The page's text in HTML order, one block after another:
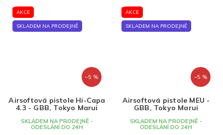
AKCE
SKLADEM NA PRODEJNĚ
–5 %
Airsoftová pistole Hi-Capa
4.3 - GBB, Tokyo Marui
SKLADEM NA PRODEJNĚ -
ODESLÁNÍ DO 24H
AKCE
SKLADEM NA PRODEJNĚ
–5 %
Airsoftová pistole MEU -
GBB, Tokyo Marui
SKLADEM NA PRODEJNĚ -
ODESLÁNÍ DO 24H